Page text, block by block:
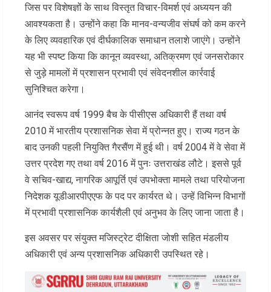
जिस पर विशेषज्ञों के साथ विस्तृत विचार-विमर्श एवं अध्ययन की
आवश्यकता है। उन्होंने कहा कि मानव-वन्यजीव संघर्ष को कम करने
के लिए व्यवहारिक एवं दीर्घकालिक समाधान तलाशे जाएंगे। उन्होंने
यह भी स्पष्ट किया कि कानून व्यवस्था, अतिक्रमण एवं जनसरोकार
से जुड़े मामलों में प्रशासन प्रभावी एवं संवेदनशील कार्रवाई
सुनिश्चित करेगा।
आनंद स्वरूप वर्ष 1999 बैच के पीसीएस अधिकारी हैं तथा वर्ष
2010 में भारतीय प्रशासनिक सेवा में प्रोन्नत हुए। राज्य गठन के
बाद उनकी पहली नियुक्ति गैरसैंण में हुई थी। वर्ष 2004 में वे सेवा में
उत्तर प्रदेश गए तथा वर्ष 2016 में पुनः उत्तराखंड लौटे। इससे पूर्व
वे सचिव-खाद्य, नागरिक आपूर्ति एवं उपभोक्ता मामले तथा परियोजना
निदेशक यूडीआरपीएएफ के पद पर कार्यरत थे। उन्हें विभिन्न विभागों
में प्रभावी प्रशासनिक कार्यशैली एवं अनुभव के लिए जाना जाता है।
इस अवसर पर संयुक्त मजिस्ट्रेट दीक्षिता जोशी सहित मंडलीय
अधिकारी एवं अन्य प्रशासनिक अधिकारी उपस्थित रहे।